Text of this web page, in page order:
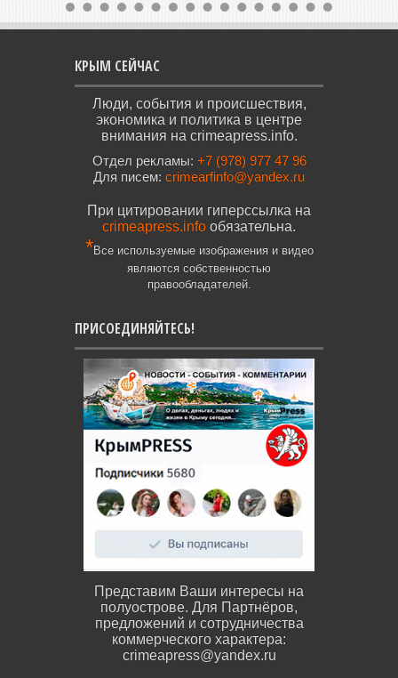
КРЫМ СЕЙЧАС
Люди, события и происшествия,
экономика и политика в центре
внимания на crimeapress.info.
Отдел рекламы: +7 (978) 977 47 96
Для писем: crimearfinfo@yandex.ru
При цитировании гиперссылка на
crimeapress.info обязательна.
*Все используемые изображения и видео
являются собственностью
правообладателей.
ПРИСОЕДИНЯЙТЕСЬ!
Представим Ваши интересы на
полуострове. Для Партнёров,
предложений и сотрудничества
коммерческого характера:
crimeapress@yandex.ru